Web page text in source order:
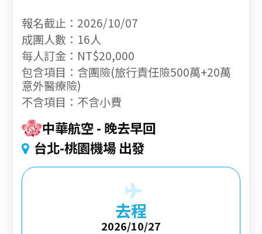
報名截止：2026/10/07
成團人數：16人
每人訂金：NT$20,000
包含項目：含團險(旅行責任險500萬+20萬
意外醫療險)
不含項目：不含小費
中華航空 晚去早回
台北-桃園機場 出發
去程
2026/10/27